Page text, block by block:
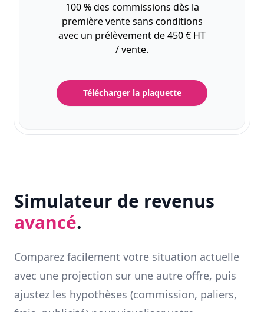
100 % des commissions dès la
première vente sans conditions
avec un prélèvement de 450 € HT
/ vente.
Télécharger la plaquette
Simulateur de revenus
avancé.
Comparez facilement votre situation actuelle
avec une projection sur une autre offre, puis
ajustez les hypothèses (commission, paliers,